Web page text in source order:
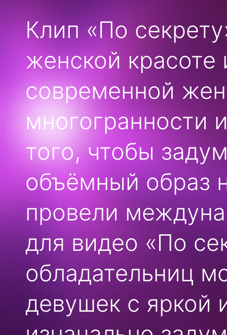
Клип «По
женской красоте
современной
многогранности
того, чтобы
объёмный образ
провели
для видео «По
обладательниц
девушек с яркой